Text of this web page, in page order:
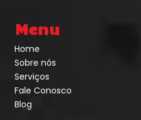
Menu
Home
Sobre nós
Serviços
Fale Conosco
Blog